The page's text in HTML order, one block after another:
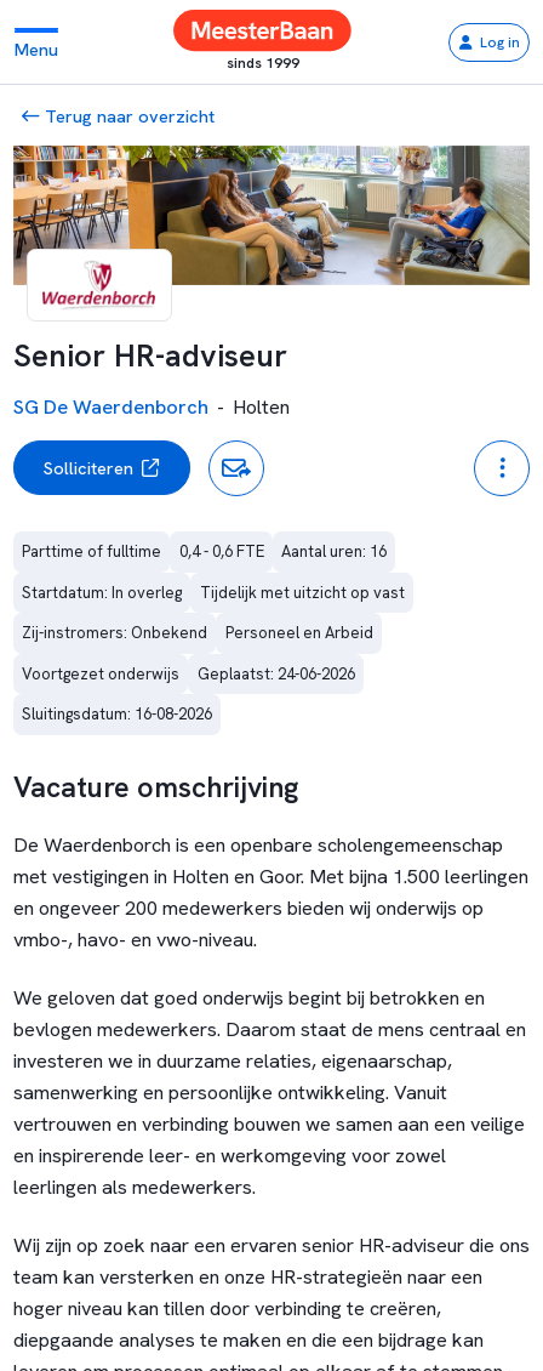
Menu
sinds 1999
Log in
Terug naar overzicht
Senior HR-adviseur
SG De Waerdenborch - Holten
Solliciteren
Parttime of fulltime 0,4 - 0,6 FTE
Aantal uren: 16
Startdatum: In overleg
Tijdelijk met uitzicht op vast
Zij-instromers: Onbekend
Personeel en Arbeid
Voortgezet onderwijs
Geplaatst: 24-06-2026
Sluitingsdatum: 16-08-2026
Vacature omschrijving
De Waerdenborch is een openbare scholengemeenschap
met vestigingen in Holten en Goor. Met bijna 1.500 leerlingen
en ongeveer 200 medewerkers bieden wij onderwijs op
vmbo-, havo- en vwo-niveau.
We geloven dat goed onderwijs begint bij betrokken en
bevlogen medewerkers. Daarom staat de mens centraal en
investeren we in duurzame relaties, eigenaarschap,
samenwerking en persoonlijke ontwikkeling. Vanuit
vertrouwen en verbinding bouwen we samen aan een veilige
en inspirerende leer- en werkomgeving voor zowel
leerlingen als medewerkers.
Wij zijn op zoek naar een ervaren senior HR-adviseur die ons
team kan versterken en onze HR-strategieën naar een
hoger niveau kan tillen door verbinding te creëren,
diepgaande analyses te maken en die een bijdrage kan